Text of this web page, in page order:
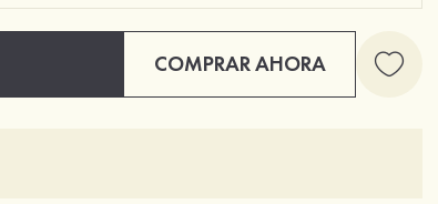
COMPRAR AHORA